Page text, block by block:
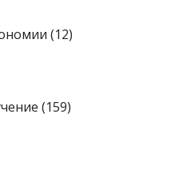
(12)
(159)